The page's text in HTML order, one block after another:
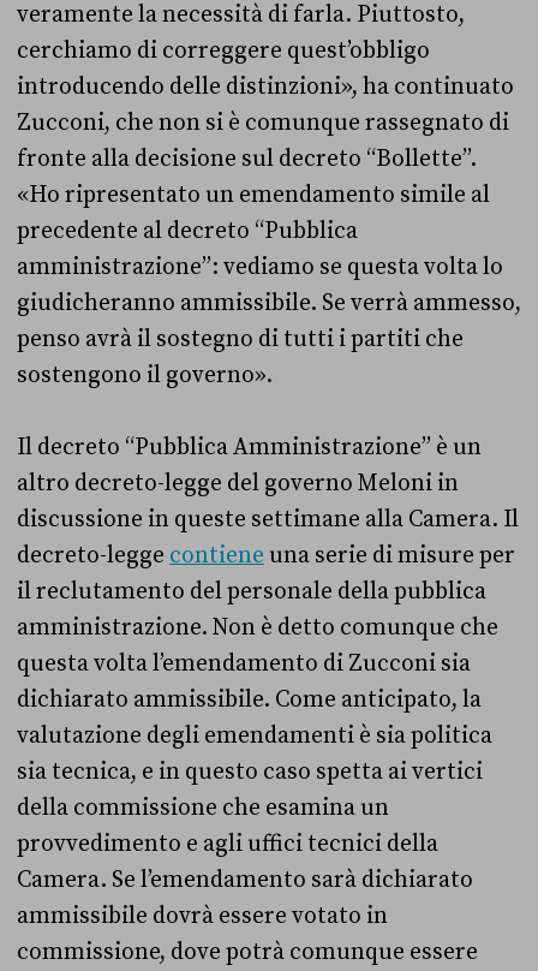
veramente la necessità di farla. Piuttosto,
cerchiamo di correggere quest’obbligo
introducendo delle distinzioni», ha continuato
Zucconi, che non si è comunque rassegnato di
fronte alla decisione sul decreto “Bollette”.
«Ho ripresentato un emendamento simile al
precedente al decreto “Pubblica
amministrazione”: vediamo se questa volta lo
giudicheranno ammissibile. Se verrà ammesso,
penso avrà il sostegno di tutti i partiti che
sostengono il governo».
Il decreto “Pubblica Amministrazione” è un
altro decreto-legge del governo Meloni in
discussione in queste settimane alla Camera. Il
decreto-legge contiene una serie di misure per
il reclutamento del personale della pubblica
amministrazione. Non è detto comunque che
questa volta l’emendamento di Zucconi sia
dichiarato ammissibile. Come anticipato, la
valutazione degli emendamenti è sia politica
sia tecnica, e in questo caso spetta ai vertici
della commissione che esamina un
provvedimento e agli uffici tecnici della
Camera. Se l’emendamento sarà dichiarato
ammissibile dovrà essere votato in
commissione, dove potrà comunque essere